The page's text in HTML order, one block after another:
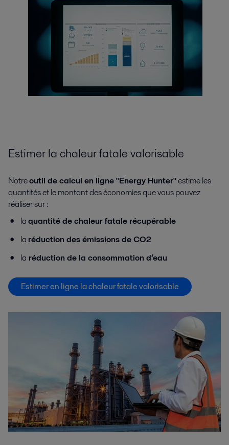
Estimer la chaleur fatale valorisable
Notreoutil de calcul en ligne "Energy Hunter"estime les
quantités et le montant des économies que vous pouvez
réaliser sur :
laquantité de chaleur fatale récupérable
la réduction des émissions de CO2
la réduction de la consommation d’eau
Estimer en ligne la chaleur fatale valorisable